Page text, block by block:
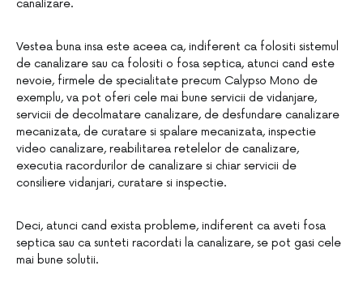
canalizare.
Vestea buna insa este aceea ca, indiferent ca folositi sistemul
de canalizare sau ca folositi o fosa septica, atunci cand este
nevoie, firmele de specialitate precum Calypso Mono de
exemplu, va pot oferi cele mai bune servicii de vidanjare,
servicii de decolmatare canalizare, de desfundare canalizare
mecanizata, de curatare si spalare mecanizata, inspectie
video canalizare, reabilitarea retelelor de canalizare,
executia racordurilor de canalizare si chiar servicii de
consiliere vidanjari, curatare si inspectie.
Deci, atunci cand exista probleme, indiferent ca aveti fosa
septica sau ca sunteti racordati la canalizare, se pot gasi cele
mai bune solutii.